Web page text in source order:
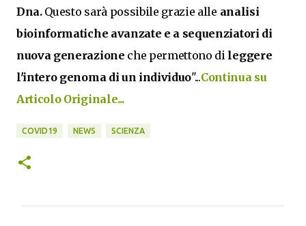
Dna.Questo sarà possibile grazie alle analisi
bioinformatiche avanzate e a sequenziatori di
nuova generazione che permettono di leggere
l'intero genoma di un individuo"...Continua su
Articolo Originale...
COVID19 NEWS SCIENZA